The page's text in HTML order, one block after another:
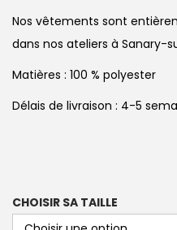
Nos vêtements sont
dans nos ateliers à Sanary-
Matières : 100 % polyester
Délais de livraison : 4-5
CHOISIR SA TAILLE